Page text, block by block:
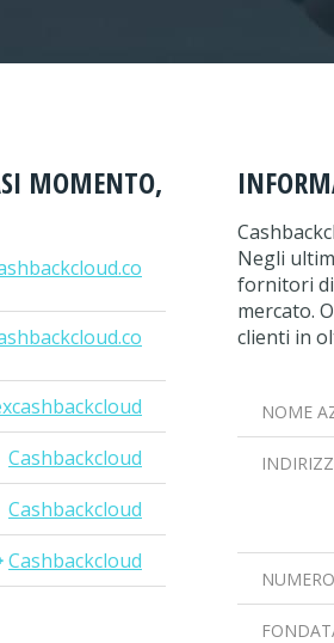
MOMENTO,
Cashbackcloud
Cashbackcloud
Cashbackcloud
Negli
fornitori
mercato.
clienti in
NOME